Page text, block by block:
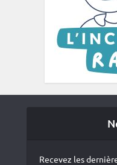
Recevez les